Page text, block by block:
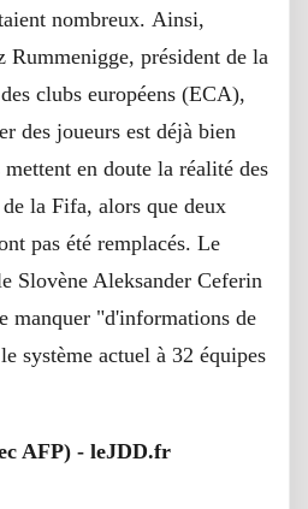
nombreux. Ainsi,
président de la
clubs européens (ECA),
des joueurs est déjà bien
mettent en doute la réalité des
la Fifa, alors que deux
pas été remplacés. Le
Slovène Aleksander Ceferin
manquer "d'informations de
système actuel à 32 équipes
AFP) - leJDD.fr